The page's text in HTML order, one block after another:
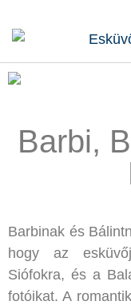
Barbi,
Barbinak és
hogy az
Siófokra, és a
fotóikat. A